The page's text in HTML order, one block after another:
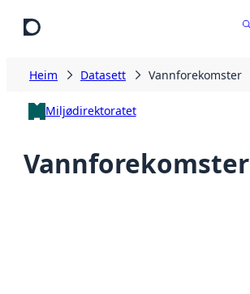
Heim Datasett Vannforekomster
Miljødirektoratet
Vannforekomster